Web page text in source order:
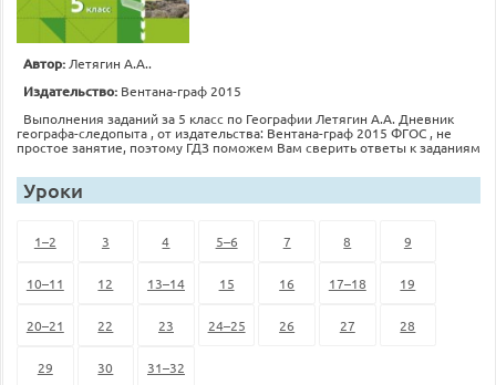
Автор: Летягин А.А..
Издательство: Вентана-граф 2015
Выполнения заданий за 5 класс по Географии Летягин А.А. Дневник
географа-следопыта , от издательства: Вентана-граф 2015 ФГОС , не
простое занятие, поэтому ГДЗ поможем Вам сверить ответы к заданиям
Уроки
1–2 3 4 5–6 7 8 9
10–11 12 13–14 15 16 17–18 19
20–21 22 23 24–25 26 27 28
29 30 31–32